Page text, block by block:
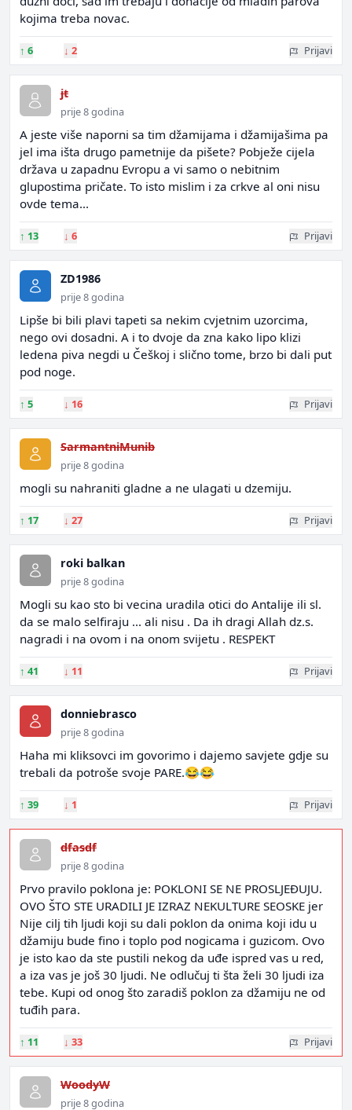
kojima treba novac.
↑ 6 ↓ 2 Prijavi
jt
prije 8 godina
A jeste više naporni sa tim džamijama i džamijašima pa
jel ima išta drugo pametnije da pišete? Pobježe cijela
država u zapadnu Evropu a vi samo o nebitnim
glupostima pričate. To isto mislim i za crkve al oni nisu
ovde tema...
↑ 13 ↓ 6 Prijavi
ZD1986
prije 8 godina
Lipše bi bili plavi tapeti sa nekim cvjetnim uzorcima,
nego ovi dosadni. A i to dvoje da zna kako lipo klizi
ledena piva negdi u Češkoj i slično tome, brzo bi dali put
pod noge.
↑ 5 ↓ 16 Prijavi
SarmantniMunib
prije 8 godina
mogli su nahraniti gladne a ne ulagati u dzemiju.
↑ 17 ↓ 27 Prijavi
roki balkan
prije 8 godina
Mogli su kao sto bi vecina uradila otici do Antalije ili sl.
da se malo selfiraju ... ali nisu . Da ih dragi Allah dz.s.
nagradi i na ovom i na onom svijetu . RESPEKT
↑ 41 ↓ 11 Prijavi
donniebrasco
prije 8 godina
Haha mi kliksovci im govorimo i dajemo savjete gdje su
trebali da potroše svoje PARE.😂😂
↑ 39 ↓ 1 Prijavi
dfasdf
prije 8 godina
Prvo pravilo poklona je: POKLONI SE NE PROSLJEĐUJU.
OVO ŠTO STE URADILI JE IZRAZ NEKULTURE SEOSKE jer
Nije cilj tih ljudi koji su dali poklon da onima koji idu u
džamiju bude fino i toplo pod nogicama i guzicom. Ovo
je isto kao da ste pustili nekog da uđe ispred vas u red,
a iza vas je još 30 ljudi. Ne odlučuj ti šta želi 30 ljudi iza
tebe. Kupi od onog što zaradiš poklon za džamiju ne od
tuđih para.
↑ 11 ↓ 33 Prijavi
WoodyW
prije 8 godina